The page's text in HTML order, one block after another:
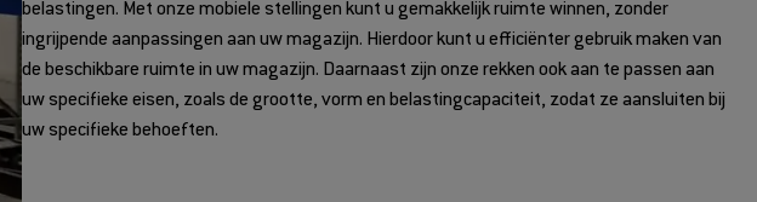
belastingen. Met onze mobiele stellingen kunt u gemakkelijk ruimte winnen, zonder
ingrijpende aanpassingen aan uw magazijn. Hierdoor kunt u efficiënter gebruik maken van
de beschikbare ruimte in uw magazijn. Daarnaast zijn onze rekken ook aan te passen aan
uw specifieke eisen, zoals de grootte, vorm en belastingcapaciteit, zodat ze aansluiten bij
uw specifieke behoeften.